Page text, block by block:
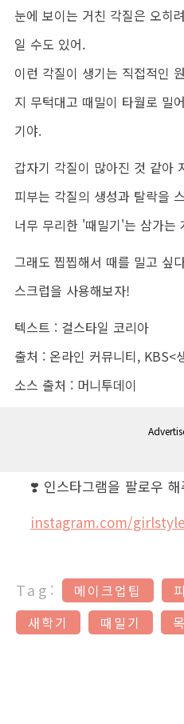
눈에 보이는 거친 각질은 오히
일 수도 있어.
이런 각질이 생기는 직접적인
지 무턱대고 때밀이 타월로 밀
기야.
갑자기 각질이 많아진 것 같아
피부는 각질의 생성과 탈락을
너무 무리한 '때밀기'는 삼가는
그래도 찝찝해서 때를 밀고 싶
스크럽을 사용해보자!
텍스트 : 걸스타일 코리아
출처 : 온라인 커뮤니티, KBS<
소스 출처 : 머니투데이
❣️ 인스타그램을 팔로우 해
instagram.com/
Tag: 메이크업팁
새학기
때밀기